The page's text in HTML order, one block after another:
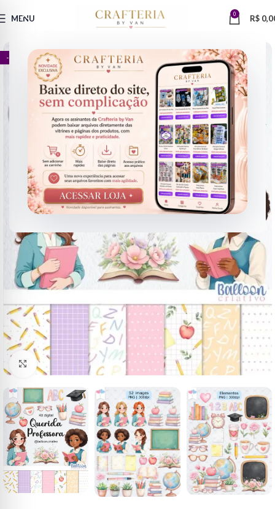
MENU 0 R$
- 80%
Clique para ampliar